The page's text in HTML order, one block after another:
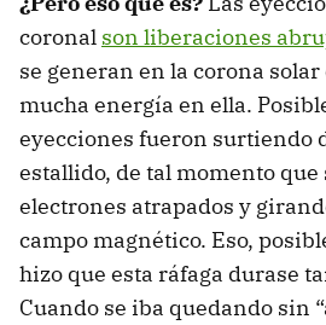
coronal son liberaciones
se generan en la corona
mucha energía en ella.
eyecciones fueron surtiendo
estallido, de tal momento
electrones atrapados y
campo magnético. Eso,
hizo que esta ráfaga durase
Cuando se iba quedando sin